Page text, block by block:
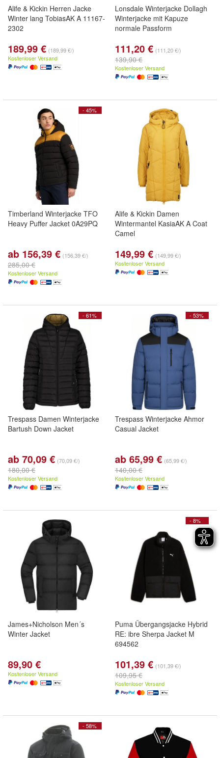
Alife & Kickin Herren Jacke
Winter lang TobiasAK A 11167-
2302
189,99 € (189,99 €/)
Kostenloser Versand
Lonsdale Winterjacke Dollagh
Winterjacke mit Kapuze
normale Passform
111,20 € (111,20 €/)
139,90 €
Kostenloser Versand
- 45%
Timberland Winterjacke TFO
Heavy Puffer Jacket 0A29PQ
ab 156,39 € (156,39 €/)
285,00 €
Kostenloser Versand
Alife & Kickin Damen
Wintermantel KasiaAK A Coat
Camel
149,99 € (149,99 €/)
Kostenloser Versand
- 61%
Trespass Damen Winterjacke
Bartush Down Jacket
ab 70,09 € (70,09 €/)
180,00 €
Kostenloser Versand
- 53%
Trespass Winterjacke Ahmor
Casual Jacket
ab 65,99 € (65,99 €/)
140,00 €
Kostenloser Versand
James+Nicholson Men´s
Winter Jacket
89,90 €
Kostenloser Versand
- 8%
Puma Übergangsjacke Hybrid
RE: ibre Sherpa Jacket M
694562
101,39 € (101,39 €/)
109,95 €
Kostenloser Versand
- 58%